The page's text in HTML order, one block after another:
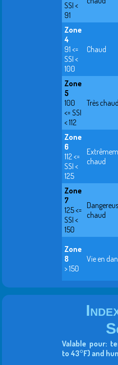
SSI <
91
Zone
4
91 <=
SSI <
100
Chaud
Zone
5
100
<= SSI
< 112
Très chaud
Zone
6
112 <=
SSI <
125
chaud
Zone
7
125 <=
SSI <
150
chaud
Zone
8
> 150
Vie en
Valable pour:
to 43°F) and